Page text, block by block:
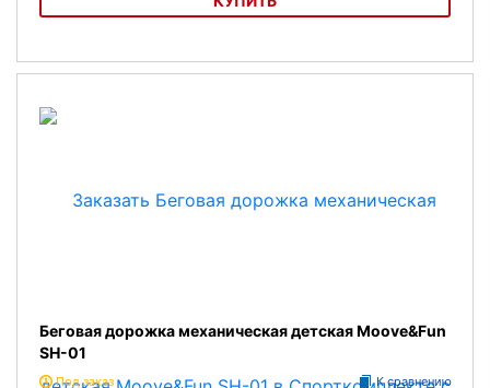
Тренажер силовой детский Жим ногами сидя, Baby Gym
Беговая дорожка механическая детская Moove&Fun
SH-01
Под заказ К сравнению